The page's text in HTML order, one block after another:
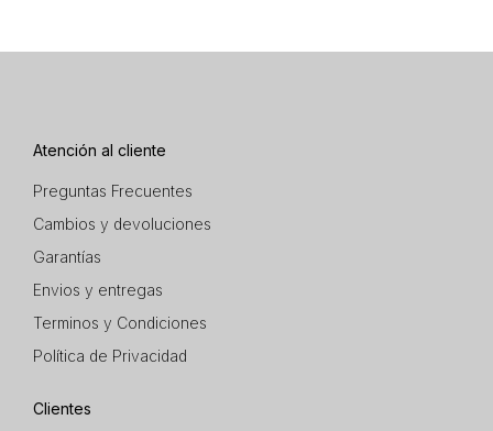
Atención al cliente
Preguntas Frecuentes
Cambios y devoluciones
Garantías
Envios y entregas
Terminos y Condiciones
Política de Privacidad
Clientes